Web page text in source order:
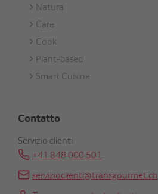
Natura
Care
Cook
Plant-based
Smart Cuisine
Contatto
Servizio clienti
+41 848 000 501
servizioclienti@transgourmet.ch